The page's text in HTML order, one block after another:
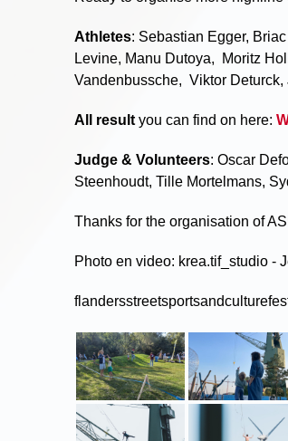
Athletes: Sebastian Egger,
Levine, Manu Dutoya, Moritz
Vandenbussche, Viktor Deturck,
All result you can find on here:
Judge & Volunteers: Oscar
Steenhoudt, Tille Mortelmans,
Thanks for the organisation of
Photo en video: krea.tif_studio -